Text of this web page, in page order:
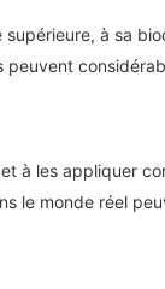
à sa
à les appliquer
le monde réel